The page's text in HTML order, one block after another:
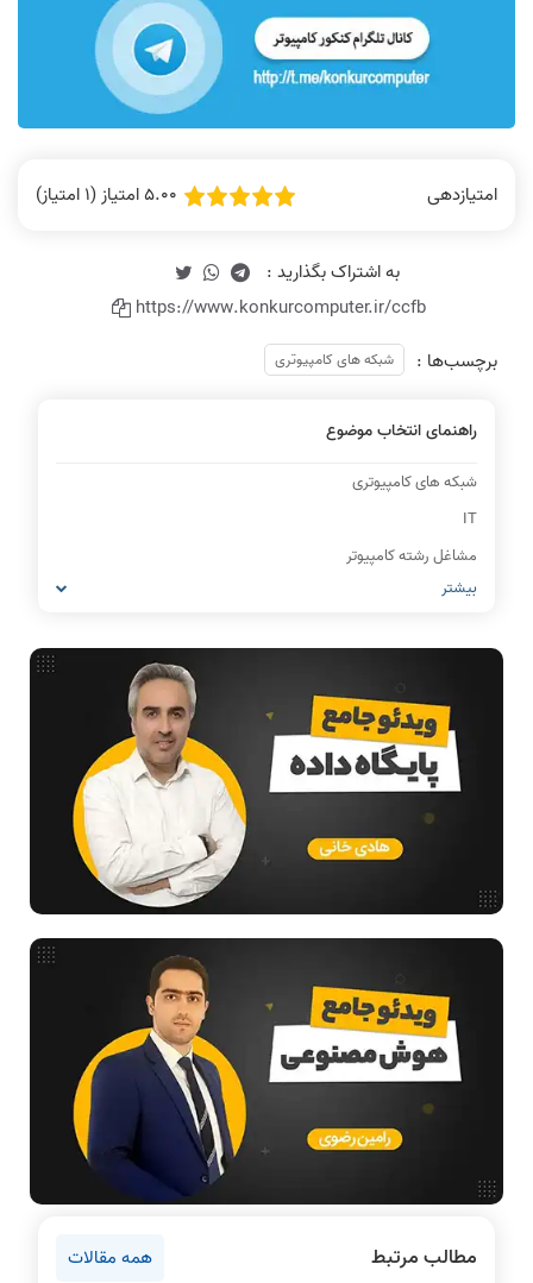
امتیازدهی 5.00 امتیاز (1 امتیاز)
https://www.konkurcomputer.ir/ccfb
برچسب‌ها :
شبکه های کامپیوتری
راهنمای انتخاب موضوع
شبکه های کامپیوتری
IT
مشاغل رشته کامپیوتر
معماری کامپیوتر
ساختمان داده
طراحی الگوریتم
هوش مصنوعی
فیلم حل سوال و تست
بررسی تخصصی قطعات کامپیوتر
ادامه تحصیل در رشته کامپیوتر
آمادگی برای کنکور
دانشگاه ها
اخبار آزمون ها
دروس مهندسی کامپیوتر
بیشتر
مطالب مرتبط همه مقالات